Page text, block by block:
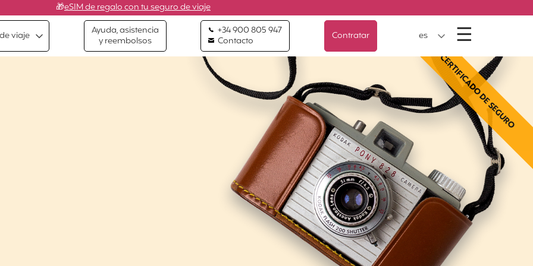
🎁eSIM de regalo con tu seguro de viaje
viaje
Ayuda, asistencia
y reembolsos
+34 900 805 947
Contacto
Contratar es ☰
CERTIFICADO DE SEGURO